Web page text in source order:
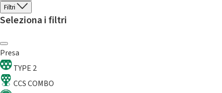
Filtri
Seleziona i filtri
Presa
TYPE 2
CCS COMBO